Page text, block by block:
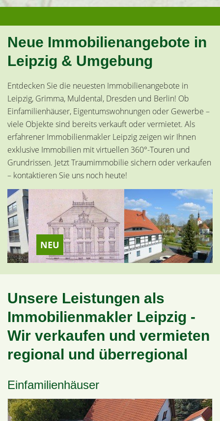
Neue Immobilienangebote in
Leipzig & Umgebung
Entdecken Sie die neuesten Immobilienangebote in
Leipzig, Grimma, Muldental, Dresden und Berlin! Ob
Einfamilienhäuser, Eigentumswohnungen oder Gewerbe –
viele Objekte sind bereits verkauft oder vermietet. Als
erfahrener Immobilienmakler Leipzig zeigen wir Ihnen
exklusive Immobilien mit virtuellen 360°-Touren und
Grundrissen. Jetzt Traumimmobilie sichern oder verkaufen
– kontaktieren Sie uns noch heute!
NEU
Unsere Leistungen als
Immobilienmakler Leipzig -
Wir verkaufen und vermieten
regional und überregional
Einfamilienhäuser